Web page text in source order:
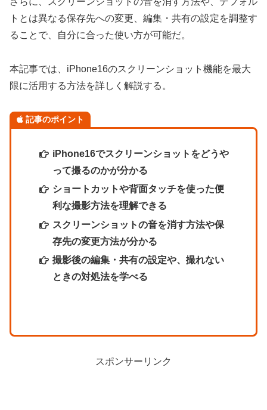
トとは異なる保存先への変更、編集・共有の設定を調整す
ることで、自分に合った使い方が可能だ。
本記事では、iPhone16のスクリーンショット機能を最大
限に活用する方法を詳しく解説する。
記事のポイント
iPhone16でスクリーンショットをどうや
って撮るのかが分かる
ショートカットや背面タッチを使った便
利な撮影方法を理解できる
スクリーンショットの音を消す方法や保
存先の変更方法が分かる
撮影後の編集・共有の設定や、撮れない
ときの対処法を学べる
スポンサーリンク